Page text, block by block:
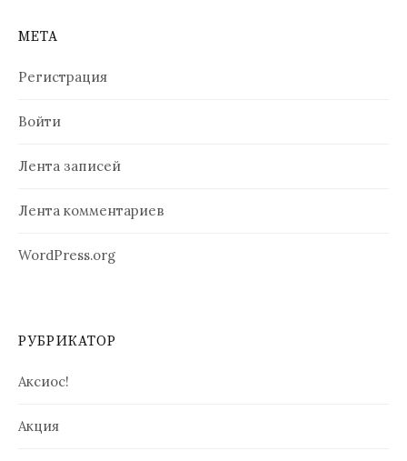
МЕТА
Регистрация
Войти
Лента записей
Лента комментариев
WordPress.org
РУБРИКАТОР
Аксиос!
Акция